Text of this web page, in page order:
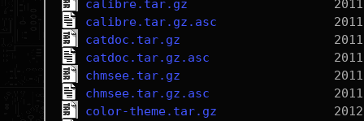
calibre.tar.gz
calibre.tar.gz.asc
catdoc.tar.gz
catdoc.tar.gz.asc
chmsee.tar.gz
chmsee.tar.gz.asc
color-theme.tar.gz